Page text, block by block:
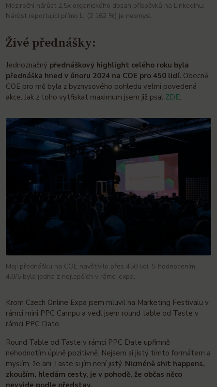
Meziroční nárůst 2,5x organického dosah příspěvků na LinkedInu.
Nárůst reportující přímo LI (2 162 %) je nesmysl.
Živé přednášky:
Jednoznačný přednáškový highlight celého roku byla
přednáška hned v únoru 2024 na COE pro 450 lidí. Obecně
COE pro mě byla z byznysového pohledu velmi povedená
akce. Jak z toho vytřískat maximum jsem již psal ZDE.
Mojí přednášku na COE navštívilo přes 450 lidí. S hodnocením
4,8/5 byla jedna z nejlepších v rámci expa.
Krom Czech Online Expa jsem mluvil na Marketing Festivalu v
rámci mini PPC Campu a vedl jsem round table od Taste v
rámci PPC Date.
Round Table od Taste v rámci PPC Date upřímně
nehodnotím úplně pozitivně. Nejsem si jistý tímto formátem a
myslím, že ani Taste si jím není jistý. Nicméně shit happens,
zkouším, hledám cesty, je v pohodě, že občas něco
nevyjde podle představ.